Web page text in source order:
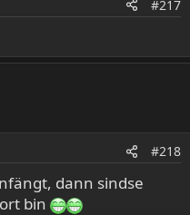
#217
#218
dann sindse
bin